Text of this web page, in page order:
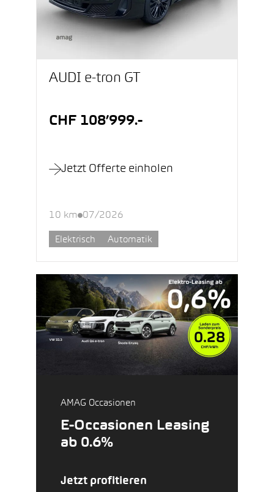
AUDI e-tron GT
CHF 108’999.-
Jetzt Offerte einholen
10 km 07/2026
Elektrisch Automatik
AMAG Occasionen
E-Occasionen Leasing
ab 0.6%
Jetzt profitieren